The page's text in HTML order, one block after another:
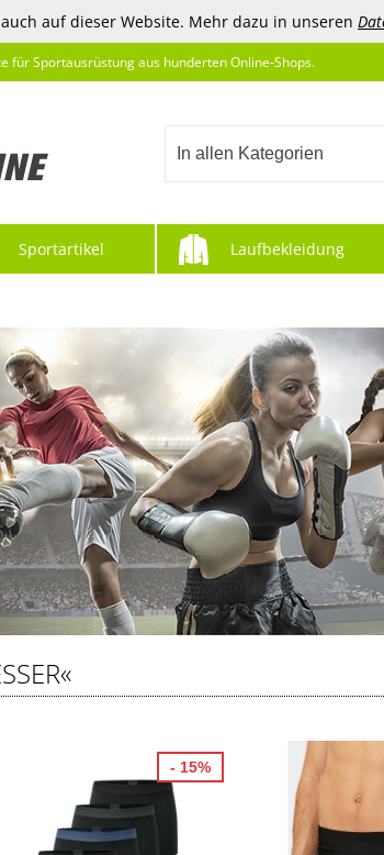
auf dieser Website. Mehr dazu in unseren
für Sportausrüstung aus hunderten Online-Shops.
In allen Kategorien
Sportartikel Laufbekleidung
- 15%